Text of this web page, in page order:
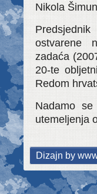
Nikola
ostvarene
zadaća
20-te
Redom
Nadamo
utemeljenja
Dizajn by